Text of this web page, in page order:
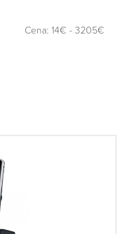
Cena: 14€ - 3205€